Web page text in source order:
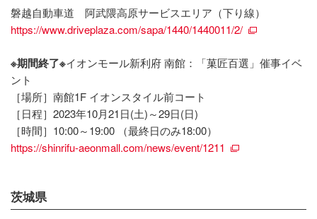
磐越自動車道 阿武隈高原サービスエリア（下り線）
https://www.driveplaza.com/sapa/1440/1440011/2/
※期間終了※イオンモール新利府 南館：「菓匠百選」催事イベ
ント
［場所］南館1F イオンスタイル前コート
［日程］2023年10月21日(土)～29日(日)
［時間］10:00～19:00 （最終日のみ18:00）
https://shinrifu-aeonmall.com/news/event/1211
茨城県